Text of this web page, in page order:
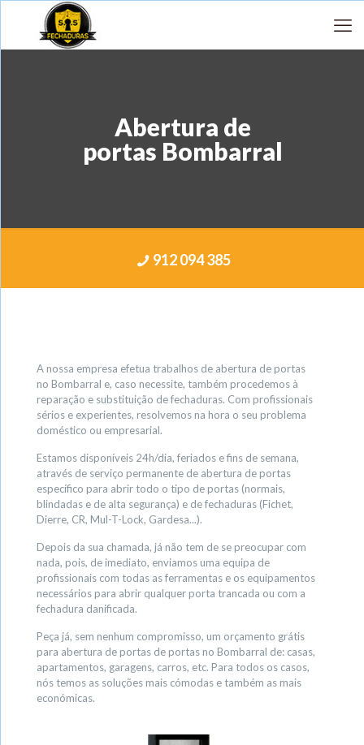
Abertura de
portas Bombarral
912 094 385
A nossa empresa efetua trabalhos de abertura de portas
no Bombarral e, caso necessite, também procedemos à
reparação e substituição de fechaduras. Com profissionais
sérios e experientes, resolvemos na hora o seu problema
doméstico ou empresarial.
Estamos disponíveis 24h/dia, feriados e fins de semana,
através de serviço permanente de abertura de portas
específico para abrir todo o tipo de portas (normais,
blindadas e de alta segurança) e de fechaduras (Fichet,
Dierre, CR, Mul-T-Lock, Gardesa...).
Depois da sua chamada, já não tem de se preocupar com
nada, pois, de imediato, enviamos uma equipa de
profissionais com todas as ferramentas e os equipamentos
necessários para abrir qualquer porta trancada ou com a
fechadura danificada.
Peça já, sem nenhum compromisso, um orçamento grátis
para abertura de portas de portas no Bombarral de: casas,
apartamentos, garagens, carros, etc. Para todos os casos,
nós temos as soluções mais cómodas e também as mais
económicas.